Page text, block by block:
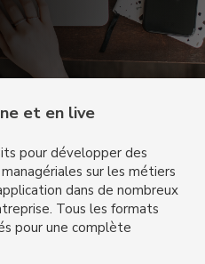
et en live
pour développer des
sur les métiers
dans de nombreux
Tous les formats
pour une complète